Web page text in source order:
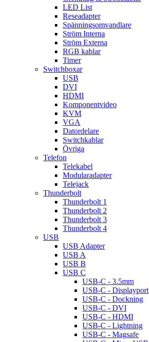
LED List
Reseadapter
Spänningsomvandlare
Ström Interna
Ström Externa
RGB kablar
Timer
Switchboxar
USB
DVI
HDMI
Komponentvideo
KVM
VGA
Datordelare
Switchkablar
Övriga
Telefon
Telekabel
Modularadapter
Telejack
Thunderbolt
Thunderbolt 1
Thunderbolt 2
Thunderbolt 3
Thunderbolt 4
USB
USB Adapter
USB A
USB B
USB C
USB-C - 3.5mm
USB-C - Displayport
USB-C - Dockning
USB-C - DVI
USB-C - HDMI
USB-C - Lightning
USB-C - Magsafe